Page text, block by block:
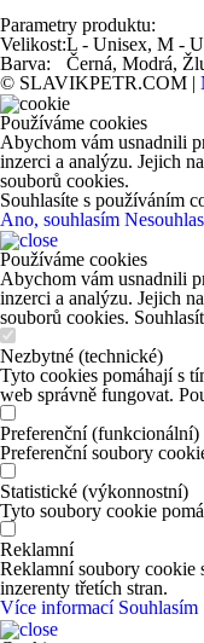
Parametry produktu:
Velikost:L - Unisex, M -
Barva:
Černá, Modrá,
© SLAVIKPETR.COM |
Používáme cookies
Abychom vám usnadnili
inzerci a analýzu. Jejich
souborů cookies.
Souhlasíte s používáním
Ano, souhlasím
Používáme cookies
Abychom vám usnadnili
inzerci a analýzu. Jejich
souborů cookies.
Nezbytné (technické)
Tyto cookies pomáhají s
web správně fungovat.
Preferenční (funkcionální)
Preferenční soubory
Statistické (výkonnostní)
Tyto soubory cookie
Reklamní
Reklamní soubory cookie
inzerenty třetích stran.
Více informací Souhlasím